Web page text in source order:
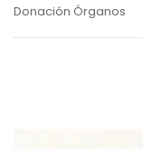
Donación Órganos